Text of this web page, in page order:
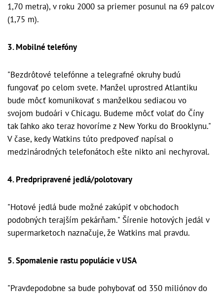
1,70 metra), v roku 2000 sa priemer posunul na 69 palcov
(1,75 m).
3. Mobilné telefóny
"Bezdrôtové telefónne a telegrafné okruhy budú
fungovať po celom svete. Manžel uprostred Atlantiku
bude môcť komunikovať s manželkou sediacou vo
svojom budoári v Chicagu. Budeme môcť volať do Číny
tak ľahko ako teraz hovoríme z New Yorku do Brooklynu."
V čase, kedy Watkins túto predpoveď napísal o
medzinárodných telefonátoch ešte nikto ani nechyroval.
4. Predpripravené jedlá/polotovary
"Hotové jedlá bude možné zakúpiť v obchodoch
podobných terajším pekárňam." Šírenie hotových jedál v
supermarketoch naznačuje, že Watkins mal pravdu.
5. Spomalenie rastu populácie v USA
"Pravdepodobne sa bude pohybovať od 350 miliónov do